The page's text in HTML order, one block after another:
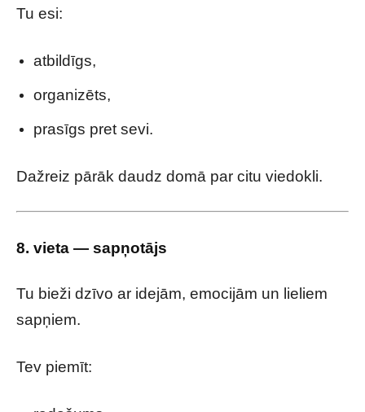
Tu esi:
atbildīgs,
organizēts,
prasīgs pret sevi.
Dažreiz pārāk daudz domā par citu viedokli.
8. vieta — sapņotājs
Tu bieži dzīvo ar idejām, emocijām un lieliem
sapņiem.
Tev piemīt: